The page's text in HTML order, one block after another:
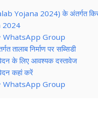
Yojana 2024) के अंतर्गत
2024
WhatsApp Group
तालाब निर्माण पर सब्सिडी
के लिए आवश्यक दस्तावेज
कहां करें
WhatsApp Group